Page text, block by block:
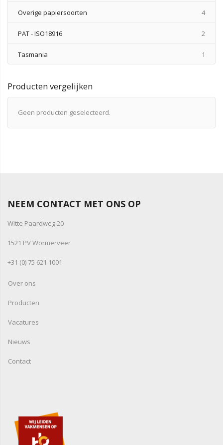
Overige papiersoorten 4
PAT - ISO18916 2
Tasmania 1
Producten vergelijken
Geen producten geselecteerd.
NEEM CONTACT MET ONS OP
Witte Paardweg 20
1521 PV Wormerveer
+31 (0) 75 621 1001
Over ons
Producten
Vacatures
Nieuws
Contact